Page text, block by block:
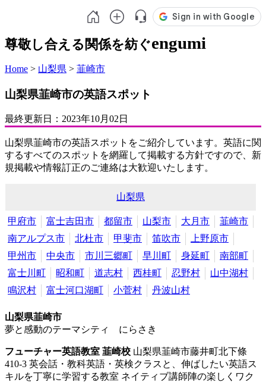
尊敬し合える関係を紡ぐengumi
Home > 山梨県 > 韮崎市
山梨県韮崎市の英語スポット
最終更新日： 2023年10月02日
山梨県韮崎市の英語スポットをご紹介しています。英語に関
するすべてのスポットを網羅して掲載する方針ですので、新
規掲載や情報訂正のご連絡は大歓迎いたします。
山梨県
甲府市 富士吉田市 都留市 山梨市 大月市
韮崎市
南アルプス市
北杜市 甲斐市 笛吹市
上野原市
甲州市
中央市 市川三郷町 早川町 身延町
南部町
富士川町
昭和町 道志村 西桂町 忍野村
山中湖村
鳴沢村
富士河口湖町 小菅村 丹波山村
山梨県韮崎市
夢と感動のテーマシティ にらさき
フューチャー英語教室 韮崎校 山梨県韮崎市藤井町北下條
410-3 英会話・教科英語・英検クラスと、伸ばしたい英語ス
キルを丁寧に学習する教室 ネイティブ講師陣の楽しくワク